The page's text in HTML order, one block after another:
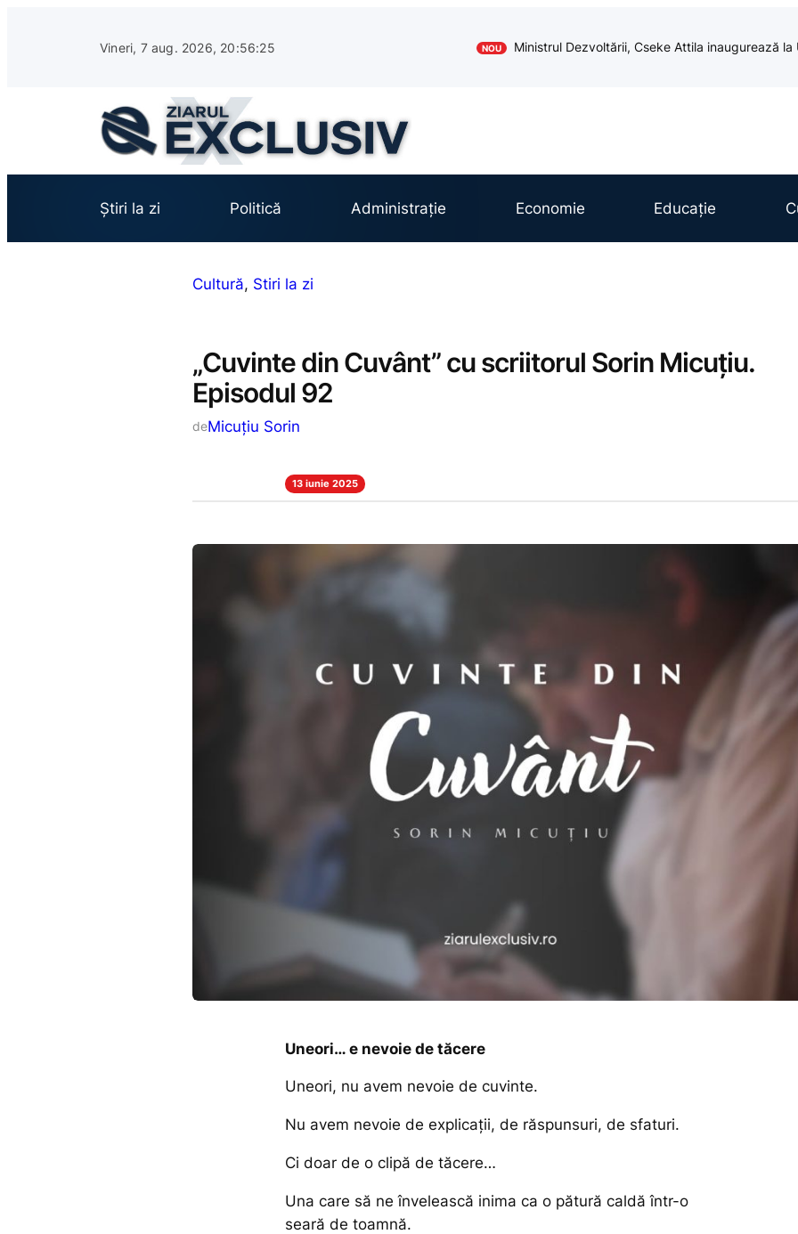
Vineri, 7 aug. 2026, 20:56:26 NOU Ministrul Dezvoltării, Cseke Attila inaugurează
Știri la zi Politică Administrație Economie Educație
Cultură, Stiri la zi
„Cuvinte din Cuvânt” cu scriitorul Sorin Micuțiu.
Episodul 92
deMicuțiu Sorin
13 iunie 2025
Uneori… e nevoie de tăcere
Uneori, nu avem nevoie de cuvinte.
Nu avem nevoie de explicații, de răspunsuri, de sfaturi.
Ci doar de o clipă de tăcere…
Una care să ne învelească inima ca o pătură caldă într-o
seară de toamnă.